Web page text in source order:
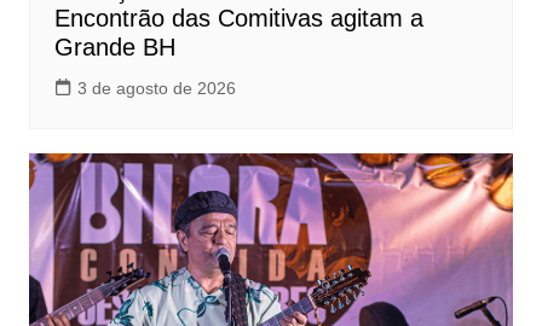
Encontrão das Comitivas agitam a
Grande BH
3 de agosto de 2026